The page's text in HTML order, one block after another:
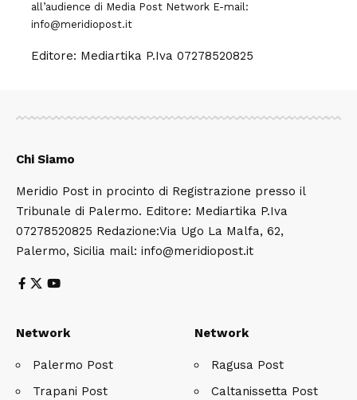
all’audience di Media Post Network E-mail:
info@meridiopost.it
Editore: Mediartika P.Iva 07278520825
Chi Siamo
Meridio Post in procinto di Registrazione presso il
Tribunale di Palermo. Editore: Mediartika P.Iva
07278520825 Redazione:Via Ugo La Malfa, 62,
Palermo, Sicilia mail: info@meridiopost.it
Network
Palermo Post
Trapani Post
Network
Ragusa Post
Caltanissetta Post